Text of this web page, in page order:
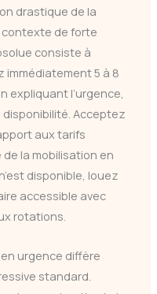
drastique de la
de forte
consiste à
5 à 8
expliquant l’urgence,
Acceptez
aux tarifs
la mobilisation en
disponible, louez
accessible avec
rotations.
urgence diffère
standard.